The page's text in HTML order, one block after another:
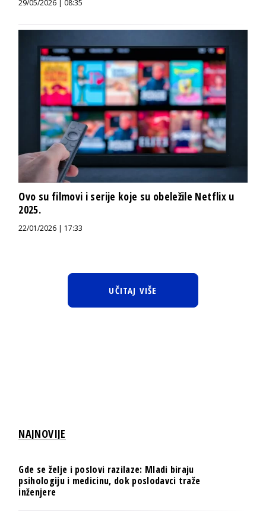
29/05/2026 | 08:35
Ovo su filmovi i serije koje su obeležile Netflix u
2025.
22/01/2026 | 17:33
UČITAJ VIŠE
NAJNOVIJE
Gde se želje i poslovi razilaze: Mladi biraju
psihologiju i medicinu, dok poslodavci traže
inženjere